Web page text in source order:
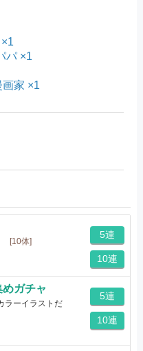
パ ×1
家 ×1
[10体]
5連
10連
めガチャ
ラーイラストだ
5連
10連